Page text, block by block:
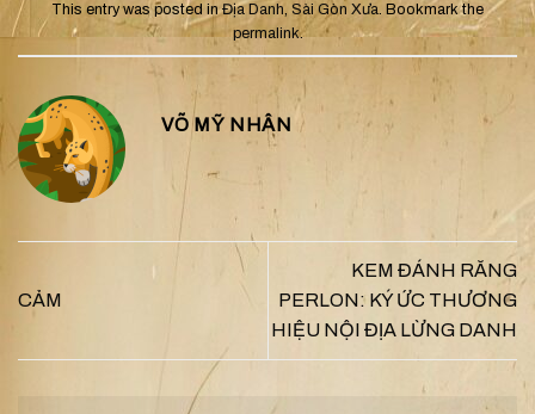
This entry was posted inĐịa Danh, Sài Gòn Xưa. Bookmark the
permalink.
VÕ MỸ NHÂN
CẢM
KEM ĐÁNH RĂNG
PERLON: KÝ ỨC THƯƠNG
HIỆU NỘI ĐỊA LỪNG DANH